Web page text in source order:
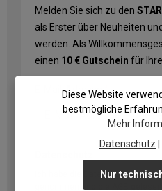
Melden Sie sich zu den
als Erster über Neuheiten
werden. Als
einen 10 € Gutschein für
E-Mail-Adresse
genommen und die
Diese Website
bestmögliche
Mehr
Datenschutz
Nur